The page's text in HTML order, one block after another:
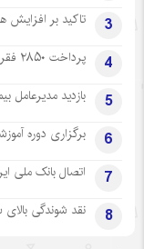
3 تاکید بر افزایش
4 پرداخت ۲۸۵۰ فقره وام فرزندآوری توسط موسسه اعتباری ملل
5 بازدید مدیرعامل
6 برگزاری دوره
7 اتصال بانک ملی
8 نقد شوندگی